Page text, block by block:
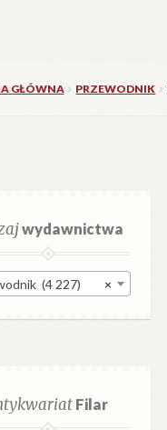
GŁÓWNA PRZEWODNIK
wydawnictwa
×
(4 227)
Filar